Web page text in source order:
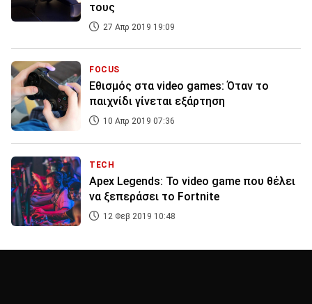
τους
27 Απρ 2019 19:09
FOCUS
Εθισμός στα video games: Όταν το
παιχνίδι γίνεται εξάρτηση
10 Απρ 2019 07:36
TECH
Apex Legends: Το video game που θέλει
να ξεπεράσει το Fortnite
12 Φεβ 2019 10:48